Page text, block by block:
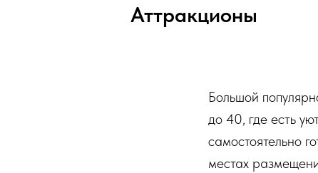
Аттракционы
Большой
до 40, где есть
самостоятельно
местах